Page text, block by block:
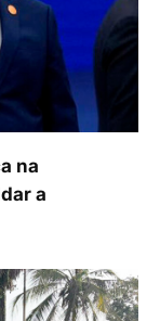
na
a